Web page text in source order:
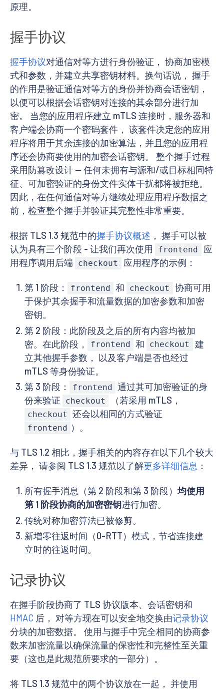
原理。
握手协议
握手协议对通信对等方进行身份验证， 协商加密模
式和参数，并建立共享密钥材料。换句话说， 握手
的作用是验证通信对等方的身份并协商会话密钥，
以便可以根据会话密钥对连接的其余部分进行加
密。 当您的应用程序建立 mTLS 连接时，服务器和
客户端会协商一个密码套件， 该套件决定您的应用
程序将用于其余连接的加密算法，并且您的应用程
序还会协商要使用的加密会话密钥。 整个握手过程
采用防篡改设计 — 任何未拥有与源和/或目标相同特
征、可加密验证的身份文件实体干扰都将被拒绝。
因此，在任何通信对等方继续处理应用程序数据之
前，检查整个握手并验证其完整性非常重要。
根据 TLS 1.3 规范中的握手协议概述 ， 握手可以被
认为具有三个阶段 - 让我们再次使用
frontend
应
用程序调用后端 checkout 应用程序的示例：
第 1 阶段： frontend 和 checkout
协商可用
于保护其余握手和流量数据的加密参数和加密
密钥。
第 2 阶段：此阶段及之后的所有内容均被加
密。在此阶段，
frontend 和 checkout
建
立其他握手参数， 以及客户端是否也经过
mTLS 等身份验证。
第 3 阶段：
frontend 通过其可加密验证的身
份来验证
checkout （若采用 mTLS，
checkout 还会以相同的方式验证
frontend ）。
与 TLS 1.2 相比，握手相关的内容存在以下几个较大
差异， 请参阅 TLS 1.3 规范以了解更多详细信息 ：
所有握手消息（第 2 阶段和第 3 阶段）均使用
第 1 阶段协商的加密密钥进行加密。
传统对称加密算法已被修剪。
新增零往返时间（0-RTT）模式，节省连接建
立时的往返时间。
记录协议
在握手阶段协商了 TLS 协议版本、会话密钥和
HMAC 后， 对等方现在可以安全地交换由记录协议
分块的加密数据。 使用与握手中完全相同的协商参
数来加密流量以确保流量的保密性和完整性至关重
要（这也是此规范所要求的一部分）。
将 TLS 1.3 规范中的两个协议放在一起， 并使用